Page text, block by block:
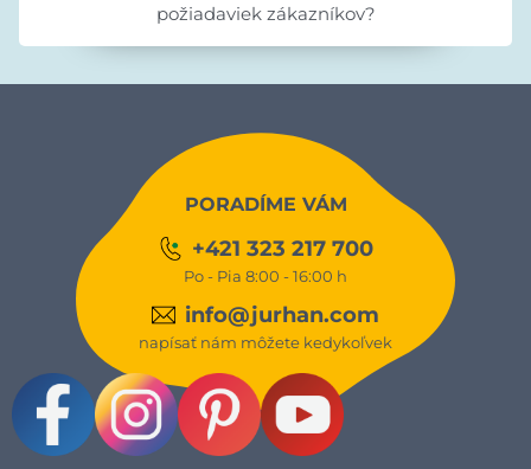
požiadaviek zákazníkov?
PORADÍME VÁM
+421 323 217 700
Po - Pia 8:00 - 16:00 h
info@jurhan.com
napísať nám môžete kedykoľvek